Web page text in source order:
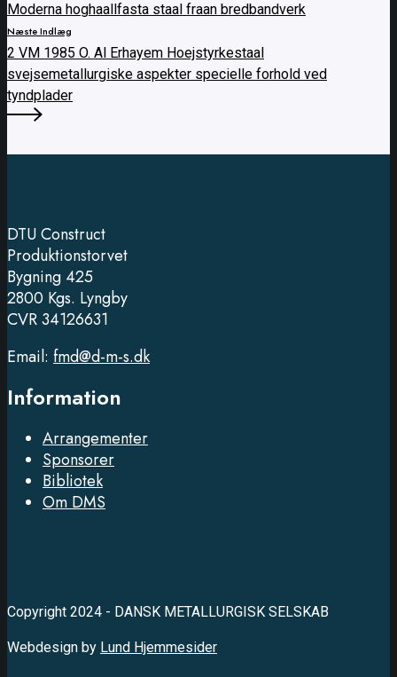
Moderna hoghaallfasta staal fraan bredbandverk
Næste Indlæg
2 VM 1985 O. Al Erhayem Hoejstyrkestaal
svejsemetallurgiske aspekter specielle forhold ved
tyndplader
DTU Construct
Produktionstorvet
Bygning 425
2800 Kgs. Lyngby
CVR 34126631
Email: fmd@d-m-s.dk
Information
Arrangementer
Sponsorer
Bibliotek
Om DMS
Copyright 2024 - DANSK METALLURGISK SELSKAB
Webdesign by Lund Hjemmesider